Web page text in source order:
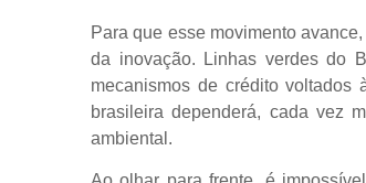
Para que esse movimento
da inovação. Linhas verdes do
mecanismos de crédito voltados
brasileira dependerá, cada vez
ambiental.